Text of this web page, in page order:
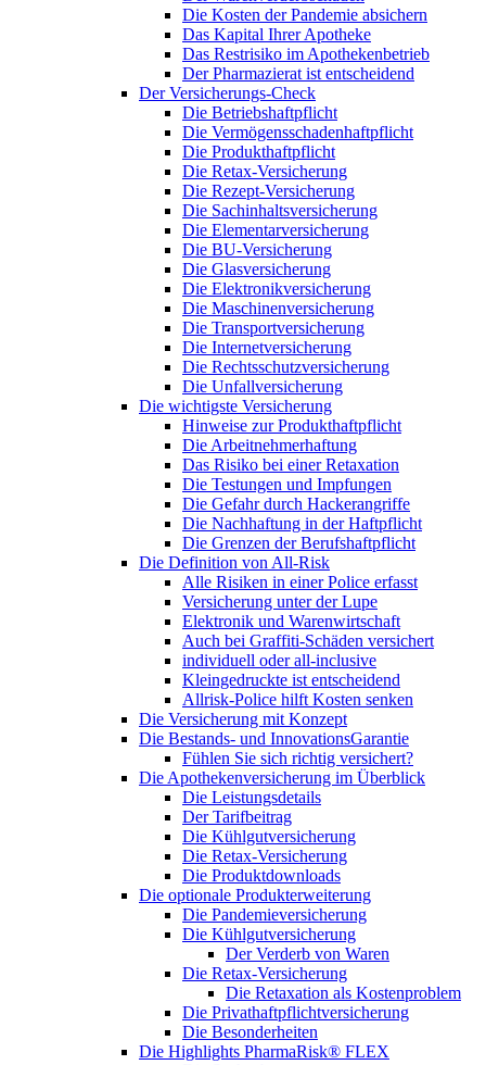
Die Kosten der Pandemie absichern
Das Kapital Ihrer Apotheke
Das Restrisiko im Apothekenbetrieb
Der Pharmazierat ist entscheidend
Der Versicherungs-Check
Die Betriebshaftpflicht
Die Vermögensschadenhaftpflicht
Die Produkthaftpflicht
Die Retax-Versicherung
Die Rezept-Versicherung
Die Sachinhaltsversicherung
Die Elementarversicherung
Die BU-Versicherung
Die Glasversicherung
Die Elektronikversicherung
Die Maschinenversicherung
Die Transportversicherung
Die Internetversicherung
Die Rechtsschutzversicherung
Die Unfallversicherung
Die wichtigste Versicherung
Hinweise zur Produkthaftpflicht
Die Arbeitnehmerhaftung
Das Risiko bei einer Retaxation
Die Testungen und Impfungen
Die Gefahr durch Hackerangriffe
Die Nachhaftung in der Haftpflicht
Die Grenzen der Berufshaftpflicht
Die Definition von All-Risk
Alle Risiken in einer Police erfasst
Versicherung unter der Lupe
Elektronik und Warenwirtschaft
Auch bei Graffiti-Schäden versichert
individuell oder all-inclusive
Kleingedruckte ist entscheidend
Allrisk-Police hilft Kosten senken
Die Versicherung mit Konzept
Die Bestands- und InnovationsGarantie
Fühlen Sie sich richtig versichert?
Die Apothekenversicherung im Überblick
Die Leistungsdetails
Der Tarifbeitrag
Die Kühlgutversicherung
Die Retax-Versicherung
Die Produktdownloads
Die optionale Produkterweiterung
Die Pandemieversicherung
Die Kühlgutversicherung
Der Verderb von Waren
Die Retax-Versicherung
Die Retaxation als Kostenproblem
Die Privathaftpflichtversicherung
Die Besonderheiten
Die Highlights PharmaRisk® FLEX